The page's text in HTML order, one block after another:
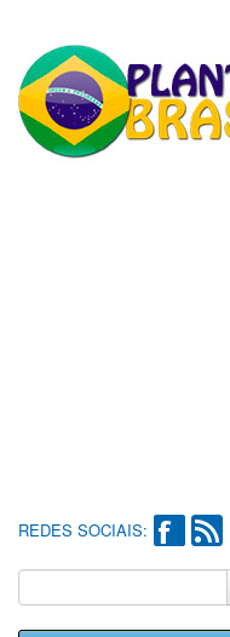
REDES SOCIAIS: